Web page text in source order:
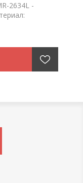
2634L -
и